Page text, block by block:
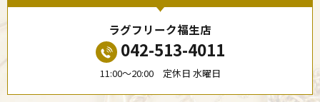
ラグフリーク福生店
042-513-4011
11:00〜20:00 定休日 水曜日